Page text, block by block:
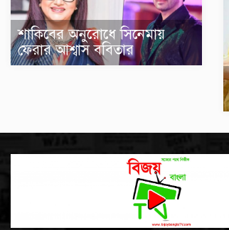
শাকিবের অনুরোধে সিনেমায়
ফেরার আশ্বাস ববিতার